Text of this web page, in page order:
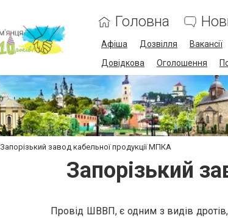
Головна
Афіша Дозвілля Вакансії
Довідкова
Оголошення
Запорізький завод кабельної продукції МПКА
Запорізький
Провід ШВВП, є одним з видів